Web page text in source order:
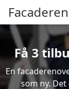
Få 3
En
som ny.